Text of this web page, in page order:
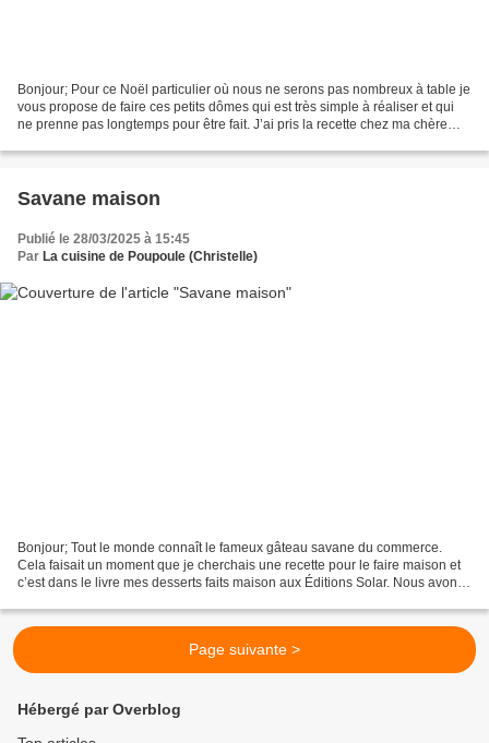
Bonjour; Pour ce Noël particulier où nous ne serons pas nombreux à table je
vous propose de faire ces petits dômes qui est très simple à réaliser et qui
ne prenne pas longtemps pour être fait. J’ai pris la recette chez ma chère
Savane maison
Publié le 28/03/2025 à 15:45
Par La cuisine de Poupoule (Christelle)
Bonjour; Tout le monde connaît le fameux gâteau savane du commerce.
Cela faisait un moment que je cherchais une recette pour le faire maison et
c’est dans le livre mes desserts faits maison aux Éditions Solar. Nous avons
Page suivante >
Hébergé par Overblog